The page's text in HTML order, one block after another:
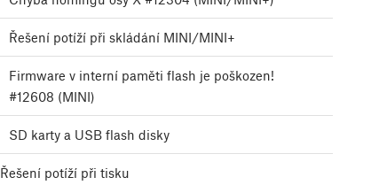
Řešení potíží při skládání MINI/MINI+
Firmware v interní paměti flash je poškozen!
#12608 (MINI)
SD karty a USB flash disky
Řešení potíží při tisku